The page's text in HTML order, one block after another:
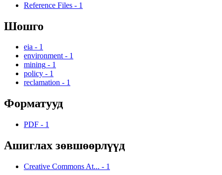
Reference Files - 1
Шошго
eia - 1
environment - 1
mining - 1
policy - 1
reclamation - 1
Форматууд
PDF - 1
Ашиглах зөвшөөрлүүд
Creative Commons At... - 1